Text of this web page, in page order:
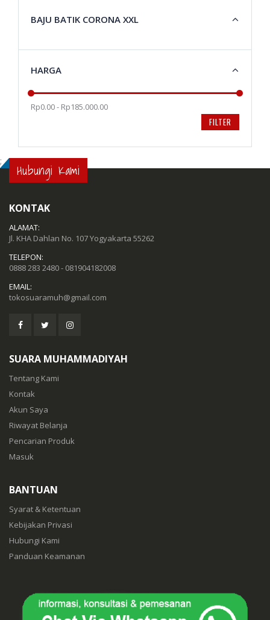
BAJU BATIK CORONA XXL
HARGA
Rp0.00 - Rp185.000.00
FILTER
; Hubungi Kami
KONTAK
ALAMAT:
Jl. KHA Dahlan No. 107 Yogyakarta 55262
TELEPON:
0888 283 2480 - 081904182008
EMAIL:
tokosuaramuh@gmail.com
SUARA MUHAMMADIYAH
Tentang Kami
Kontak
Akun Saya
Riwayat Belanja
Pencarian Produk
Masuk
BANTUAN
Syarat & Ketentuan
Kebijakan Privasi
Hubungi Kami
Panduan Keamanan